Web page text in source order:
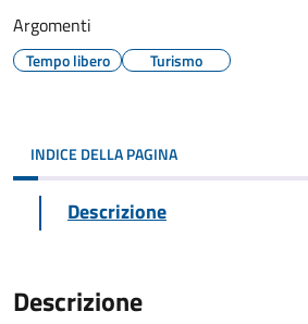
Argomenti
Tempo libero Turismo
INDICE DELLA PAGINA
Descrizione
Descrizione